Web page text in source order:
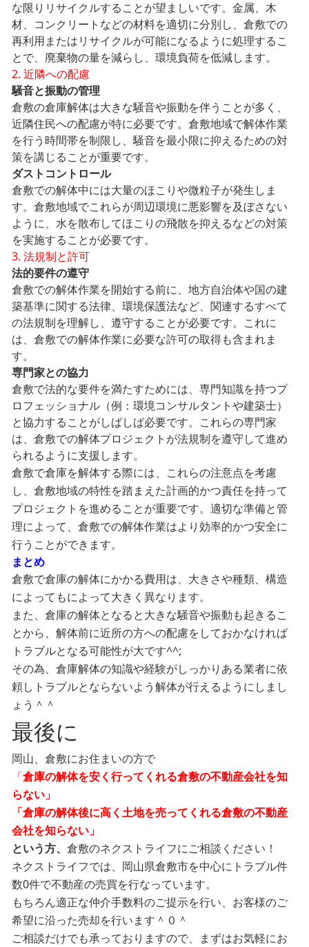
な限りリサイクルすることが望ましいです。金属、木
材、コンクリートなどの材料を適切に分別し、倉敷での
再利用またはリサイクルが可能になるように処理するこ
とで、廃棄物の量を減らし、環境負荷を低減します。
2. 近隣への配慮
騒音と振動の管理
倉敷の倉庫解体は大きな騒音や振動を伴うことが多く、
近隣住民への配慮が特に必要です。倉敷地域で解体作業
を行う時間帯を制限し、騒音を最小限に抑えるための対
策を講じることが重要です。
ダストコントロール
倉敷での解体中には大量のほこりや微粒子が発生しま
す。倉敷地域でこれらが周辺環境に悪影響を及ぼさない
ように、水を散布してほこりの飛散を抑えるなどの対策
を実施することが必要です。
3. 法規制と許可
法的要件の遵守
倉敷での解体作業を開始する前に、地方自治体や国の建
築基準に関する法律、環境保護法など、関連するすべて
の法規制を理解し、遵守することが必要です。これに
は、倉敷での解体作業に必要な許可の取得も含まれま
す。
専門家との協力
倉敷で法的な要件を満たすためには、専門知識を持つプ
ロフェッショナル（例：環境コンサルタントや建築士）
と協力することがしばしば必要です。これらの専門家
は、倉敷での解体プロジェクトが法規制を遵守して進め
られるように支援します。
倉敷で倉庫を解体する際には、これらの注意点を考慮
し、倉敷地域の特性を踏まえた計画的かつ責任を持って
プロジェクトを進めることが重要です。適切な準備と管
理によって、倉敷での解体作業はより効率的かつ安全に
行うことができます。
まとめ
倉敷で倉庫の解体にかかる費用は、大きさや種類、構造
によってもによって大きく異なります。
また、倉庫の解体となると大きな騒音や振動も起きるこ
とから、解体前に近所の方への配慮をしておかなければ
トラブルとなる可能性が大です^^;
その為、倉庫解体の知識や経験がしっかりある業者に依
頼しトラブルとならないよう解体が行えるようにしまし
ょう＾＾
最後に
岡山、倉敷にお住まいの方で
「倉庫の解体を安く行ってくれる倉敷の不動産会社を知
らない」
「倉庫の解体後に高く土地を売ってくれる倉敷の不動産
会社を知らない」
という方、 倉敷のネクストライフにご相談ください！
ネクストライフでは、岡山県倉敷市を中心にトラブル件
数0件で不動産の売買を行なっています。
もちろん適正な仲介手数料のご提示を行い、お客様のご
希望に沿った売却を行います＾０＾
ご相談だけでも承っておりますので、まずはお気軽にお